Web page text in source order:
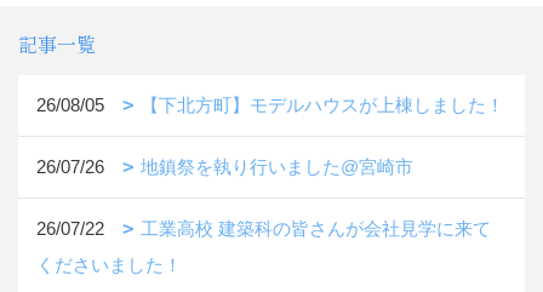
記事一覧
26/08/05 【下北方町】モデルハウスが上棟しました！
26/07/26 地鎮祭を執り行いました@宮崎市
26/07/22
工業高校 建築科の皆さんが会社見学に来て
くださいました！